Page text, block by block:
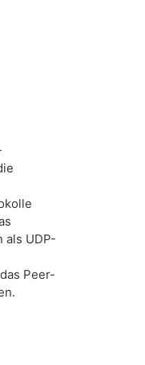
als UDP-
Peer-